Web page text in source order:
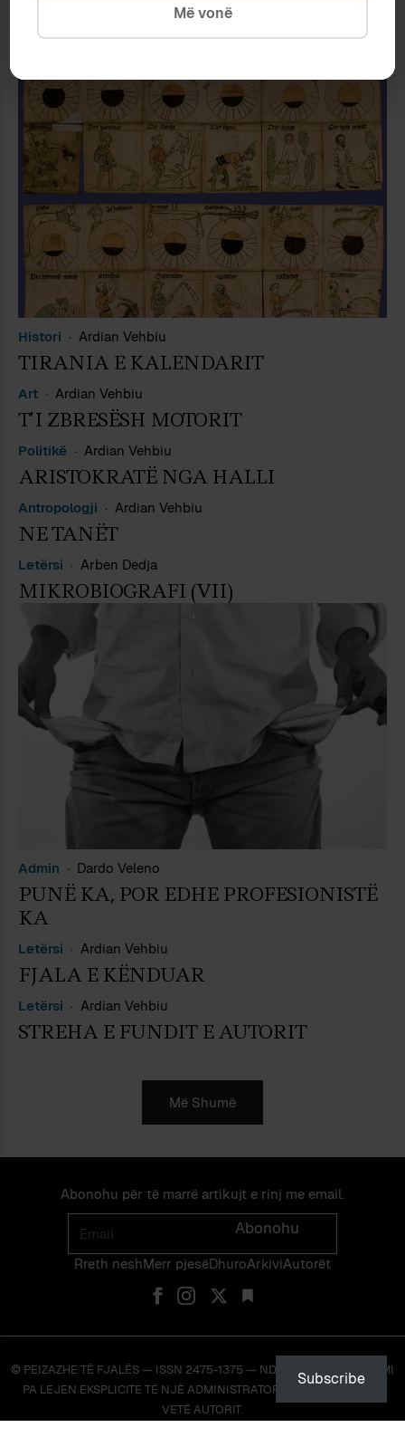
Media Ardian Vehbiu
Histori Ardian Vehbiu
TIRANIA E KALENDARIT
Art Ardian Vehbiu
T’I ZBRESËSH MOTORIT
Politikë Ardian Vehbiu
ARISTOKRATË NGA HALLI
Antropologji Ardian Vehbiu
NE TANËT
Letërsi Arben Dedja
MIKROBIOGRAFI (VII)
Admin Dardo Veleno
PUNË KA, POR EDHE PROFESIONISTË
KA
Letërsi Ardian Vehbiu
FJALA E KËNDUAR
Letërsi Ardian Vehbiu
STREHA E FUNDIT E AUTORIT
Më Shumë
Abonohu për të marrë artikujt e rinj me email.
Email
Abonohu
Rreth neshMerr pjes​​ë​DhuroArkiviAutorët
© PEIZAZHE TË FJALËS — ISSN 2475-1375 — NDALOHET RIPRODHIMI
PA LEJEN EKSPLICITE TË NJË ADMINISTRATORI TË FAQES OSE TË
VETË AUTORIT.
Më vonë
Subscribe